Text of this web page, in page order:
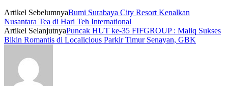
Artikel SebelumnyaBumi Surabaya City Resort Kenalkan
Nusantara Tea di Hari Teh International
Artikel SelanjutnyaPuncak HUT ke-35 FIFGROUP : Maliq Sukses
Bikin Romantis di Localicious Parkir Timur Senayan, GBK